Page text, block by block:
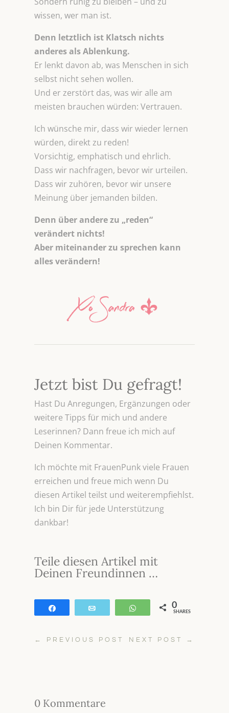
wissen, wer man ist.
Denn letztlich ist Klatsch nichts
anderes als Ablenkung.
Er lenkt davon ab, was Menschen in sich
selbst nicht sehen wollen.
Und er zerstört das, was wir alle am
meisten brauchen würden: Vertrauen.
Ich wünsche mir, dass wir wieder lernen
würden, direkt zu reden!
Vorsichtig, emphatisch und ehrlich.
Dass wir nachfragen, bevor wir urteilen.
Dass wir zuhören, bevor wir unsere
Meinung über jemanden bilden.
Denn über andere zu „reden“
verändert nichts!
Aber miteinander zu sprechen kann
alles verändern!
Jetzt bist Du gefragt!
Hast Du Anregungen, Ergänzungen oder
weitere Tipps für mich und andere
Leserinnen? Dann freue ich mich auf
Deinen Kommentar.
Ich möchte mit FrauenPunk viele Frauen
erreichen und freue mich wenn Du
diesen Artikel teilst und weiterempfiehlst.
Ich bin Dir für jede Unterstützung
dankbar!
Teile diesen Artikel mit
Deinen Freundinnen …
WhatsApp
0
SHARES
← PREVIOUS POST NEXT POST →
0 Kommentare